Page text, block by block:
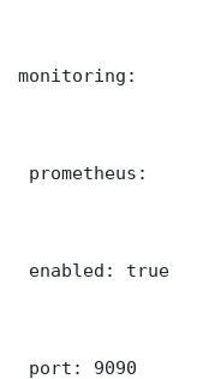
monitoring:
prometheus:
enabled: true
port: 9090